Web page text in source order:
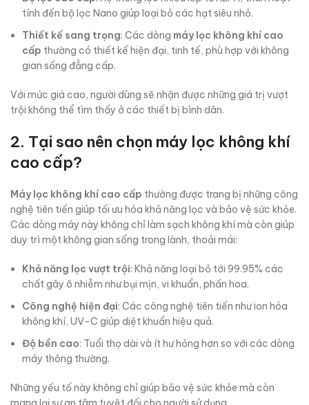
tính đến bộ lọc Nano giúp loại bỏ các hạt siêu nhỏ.
Thiết kế sang trọng: Các dòng máy lọc không khí cao
cấp thường có thiết kế hiện đại, tinh tế, phù hợp với không
gian sống đẳng cấp.
Với mức giá cao, người dùng sẽ nhận được những giá trị vượt
trội không thể tìm thấy ở các thiết bị bình dân.
2. Tại sao nên chọn máy lọc không khí
cao cấp?
Máy lọc không khí cao cấp thường được trang bị những công
nghệ tiên tiến giúp tối ưu hóa khả năng lọc và bảo vệ sức khỏe.
Các dòng máy này không chỉ làm sạch không khí mà còn giúp
duy trì một không gian sống trong lành, thoải mái:
Khả năng lọc vượt trội: Khả năng loại bỏ tới 99.95% các
chất gây ô nhiễm như bụi mịn, vi khuẩn, phấn hoa.
Công nghệ hiện đại: Các công nghệ tiên tiến như ion hóa
không khí, UV-C giúp diệt khuẩn hiệu quả.
Độ bền cao: Tuổi thọ dài và ít hư hỏng hơn so với các dòng
máy thông thường.
Những yếu tố này không chỉ giúp bảo vệ sức khỏe mà còn